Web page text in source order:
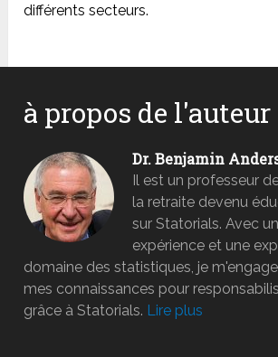
différents secteurs.
à propos de l'auteur
Dr. Benjamin
Il est un professeur
la retraite devenu
sur Statorials. Avec
expérience et une
domaine des statistiques, je
mes connaissances pour
grâce à Statorials. Lire plus